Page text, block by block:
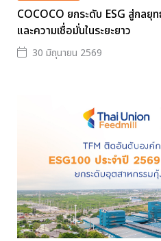
COCOCO ยกระดับ ESG สู่กลยุ
และความเชื่อมั่นในระยะยาว
30 มิถุนายน 2569